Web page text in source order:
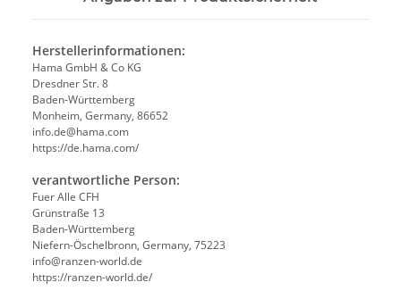
Herstellerinformationen:
Hama GmbH & Co KG
Dresdner Str. 8
Baden-Württemberg
Monheim, Germany, 86652
info.de@hama.com
https://de.hama.com/
verantwortliche Person:
Fuer Alle CFH
Grünstraße 13
Baden-Württemberg
Niefern-Öschelbronn, Germany, 75223
info@ranzen-world.de
https://ranzen-world.de/